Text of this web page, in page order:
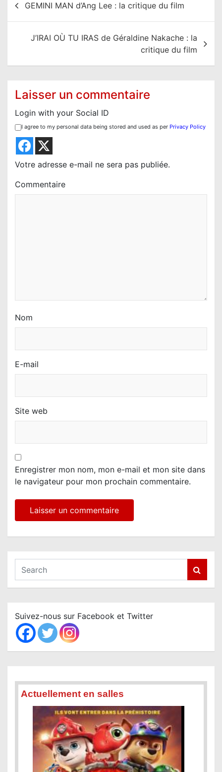
v
GEMINI MAN d’Ang Lee : la critique du film
J’IRAI OÙ TU IRAS de Géraldine Nakache : la
critique du film
Laisser un commentaire
Login with your Social ID
I agree to my personal data being stored and used as per Privacy Policy
Votre adresse e-mail ne sera pas publiée.
Commentaire
Nom
E-mail
Site web
Enregistrer mon nom, mon e-mail et mon site dans
le navigateur pour mon prochain commentaire.
a
c
h
Suivez-nous sur Facebook et Twitter
Actuellement en salles